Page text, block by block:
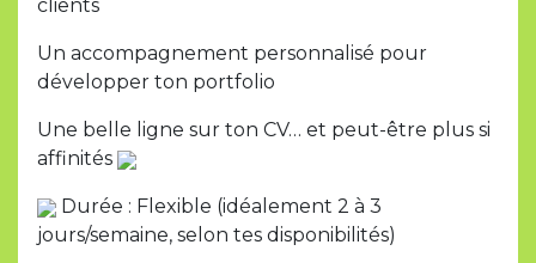
clients
Un accompagnement personnalisé pour
développer ton portfolio
Une belle ligne sur ton CV… et peut-être plus si
affinités
Durée : Flexible (idéalement 2 à 3
jours/semaine, selon tes disponibilités)